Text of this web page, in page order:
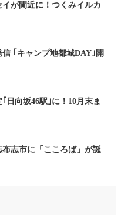
イが間近に！つくみイルカ
｢キャンプ地都城DAY｣開
日向坂46駅｣に！10月末ま
布志市に「こころば」が誕